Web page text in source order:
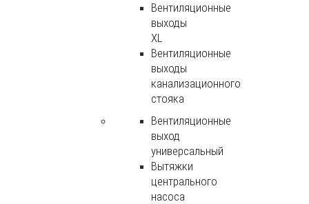
Вентиляционные
выходы
XL
Вентиляционные
выходы
канализационного
стояка
Вентиляционные
выход
универсальный
Вытяжки
центрального
насоса